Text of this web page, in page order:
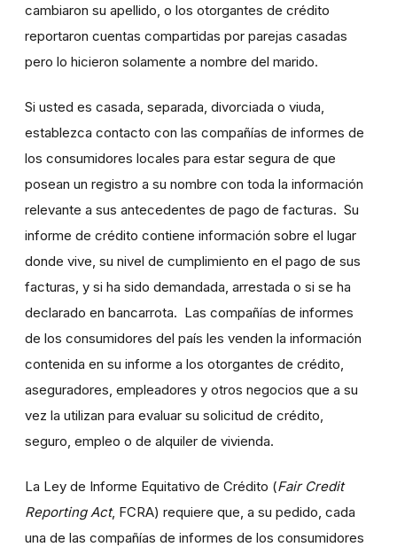
cambiaron su apellido, o los otorgantes de crédito
reportaron cuentas compartidas por parejas casadas
pero lo hicieron solamente a nombre del marido.
Si usted es casada, separada, divorciada o viuda,
establezca contacto con las compañías de informes de
los consumidores locales para estar segura de que
posean un registro a su nombre con toda la información
relevante a sus antecedentes de pago de facturas. Su
informe de crédito contiene información sobre el lugar
donde vive, su nivel de cumplimiento en el pago de sus
facturas, y si ha sido demandada, arrestada o si se ha
declarado en bancarrota. Las compañías de informes
de los consumidores del país les venden la información
contenida en su informe a los otorgantes de crédito,
aseguradores, empleadores y otros negocios que a su
vez la utilizan para evaluar su solicitud de crédito,
seguro, empleo o de alquiler de vivienda.
La Ley de Informe Equitativo de Crédito (Fair Credit
Reporting Act, FCRA) requiere que, a su pedido, cada
una de las compañías de informes de los consumidores